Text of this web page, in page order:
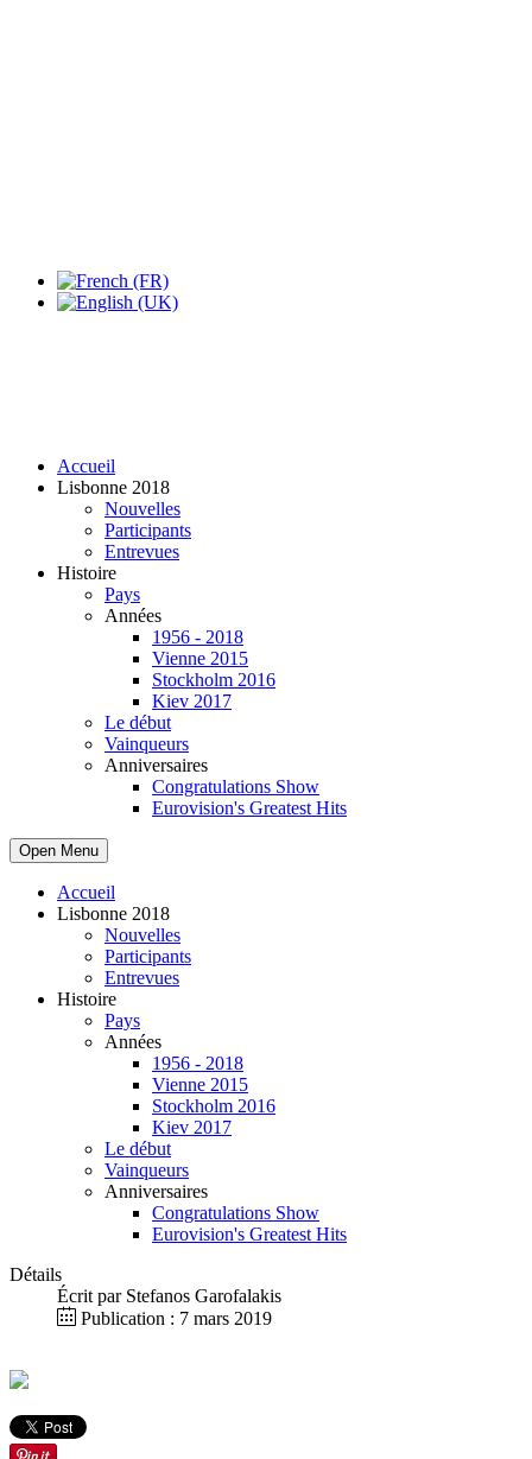
Accueil
Lisbonne 2018
Nouvelles
Participants
Entrevues
Histoire
Pays
Années
1956 - 2018
Vienne 2015
Stockholm 2016
Kiev 2017
Le début
Vainqueurs
Anniversaires
Congratulations Show
Eurovision's Greatest Hits
Open Menu
Accueil
Lisbonne 2018
Nouvelles
Participants
Entrevues
Histoire
Pays
Années
1956 - 2018
Vienne 2015
Stockholm 2016
Kiev 2017
Le début
Vainqueurs
Anniversaires
Congratulations Show
Eurovision's Greatest Hits
Détails
Écrit par Stefanos Garofalakis
Publication : 7 mars 2019